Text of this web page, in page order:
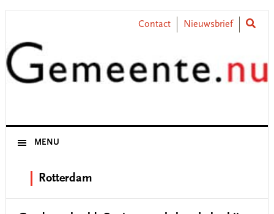
Skip
primary
navigation
Skip
content
Skip
primary
sidebar
Skip
footer
Contact Nieuwsbrief
MENU
Rotterdam